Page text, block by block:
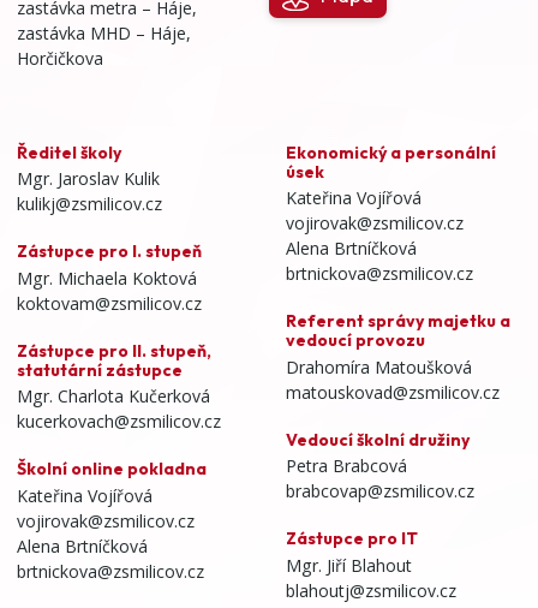
zastávka metra – Háje,
zastávka MHD – Háje,
Horčičkova
Ředitel školy
Mgr. Jaroslav Kulik
kulikj@zsmilicov.cz
Zástupce pro I. stupeň
Mgr. Michaela Koktová
koktovam@zsmilicov.cz
Zástupce pro II. stupeň,
statutární zástupce
Mgr. Charlota Kučerková
kucerkovach@zsmilicov.cz
Školní online pokladna
Kateřina Vojířová
vojirovak@zsmilicov.cz
Alena Brtníčková
brtnickova@zsmilicov.cz
Ekonomický a personální
úsek
Kateřina Vojířová
vojirovak@zsmilicov.cz
Alena Brtníčková
brtnickova@zsmilicov.cz
Referent správy majetku a
vedoucí provozu
Drahomíra Matoušková
matouskovad@zsmilicov.cz
Vedoucí školní družiny
Petra Brabcová
brabcovap@zsmilicov.cz
Zástupce pro IT
Mgr. Jiří Blahout
blahoutj@zsmilicov.cz